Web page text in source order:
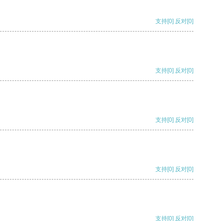
支持[0] 反对[0]
支持[0] 反对[0]
支持[0] 反对[0]
支持[0] 反对[0]
支持[0] 反对[0]